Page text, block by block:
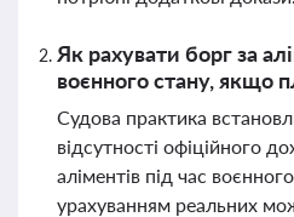
Як рахувати борг за
воєнного стану, якщо
Судова практика
відсутності офіційного
аліментів під час
урахуванням реальних